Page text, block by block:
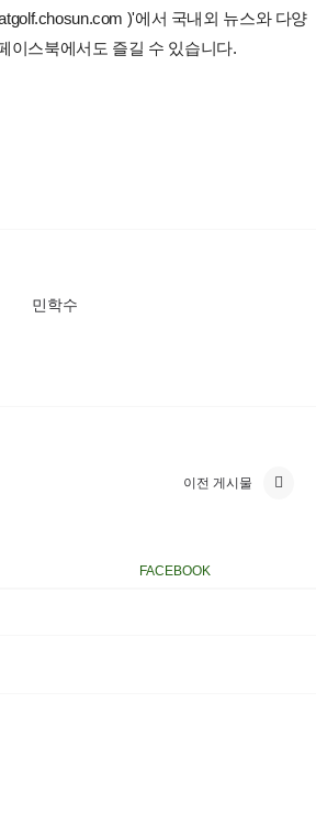
)'에서 국내외 뉴스와 다양
이스북에서도 즐길 수 있습니다.
민학수
이전 게시물
FACEBOOK